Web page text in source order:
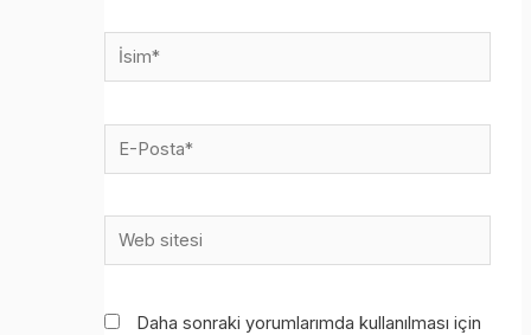
İsim*
E-
Posta*
Web
sitesi
Daha sonraki yorumlarımda kullanılması için